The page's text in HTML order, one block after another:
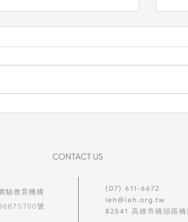
一家
CONTACT US
驗教育機構
號
(07) 611-6672
ieh@ieh.org.tw
82541
高雄市橋頭區